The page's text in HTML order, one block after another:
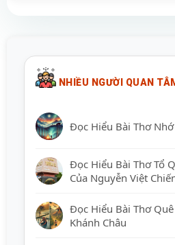
NHIỀU NGƯỜI QUAN
Đọc Hiểu Bài Thơ
Đọc Hiểu Bài Thơ Tổ
Của Nguyễn Việt
Đọc Hiểu Bài Thơ
Khánh Châu